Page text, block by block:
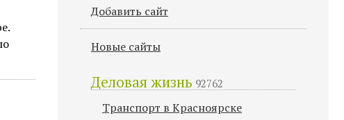
Добавить сайт
Новые сайты
Деловая жизнь 92762
Транспорт в Красноярске